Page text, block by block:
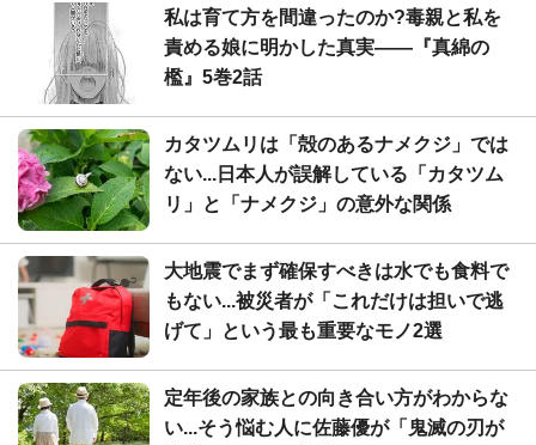
私は育て方を間違ったのか?毒親と私を
責める娘に明かした真実――『真綿の
檻』5巻2話
カタツムリは「殻のあるナメクジ」では
ない...日本人が誤解している「カタツム
リ」と「ナメクジ」の意外な関係
大地震でまず確保すべきは水でも食料で
もない...被災者が「これだけは担いで逃
げて」という最も重要なモノ2選
定年後の家族との向き合い方がわからな
い...そう悩む人に佐藤優が「鬼滅の刃が